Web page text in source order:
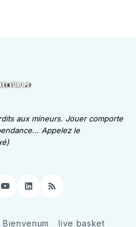
aux mineurs. Jouer comporte
Appelez le
YouTube
LinkedIn
RSS
Bienvenum live basket